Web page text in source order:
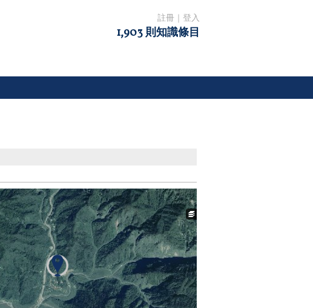
註冊 登入
1,903 則知識條目